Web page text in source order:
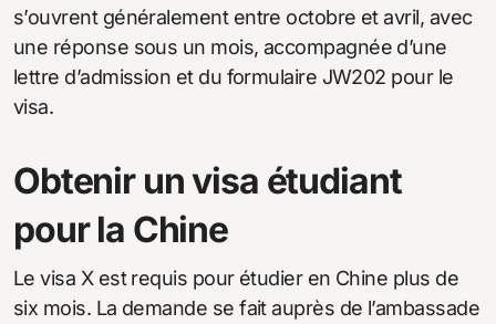
s’ouvrent généralement entre octobre et avril, avec
une réponse sous un mois, accompagnée d’une
lettre d’admission et du formulaire JW202 pour le
visa.
Obtenir un visa étudiant
pour la Chine
Le visa X est requis pour étudier en Chine plus de
six mois. La demande se fait auprès de l’ambassade